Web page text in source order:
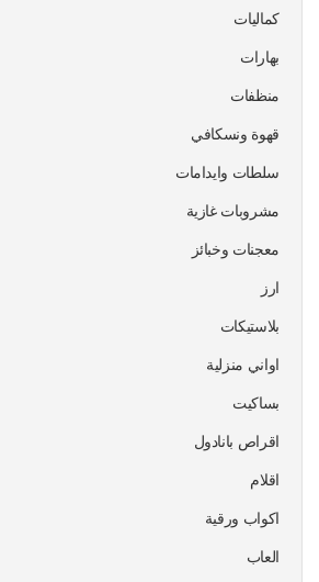
كماليات
بهارات
منظفات
قهوة ونسكافي
سلطات وايدامات
مشروبات غازية
معجنات وخبائز
ارز
بلاستيكات
اواني منزلية
بساكيت
اقراص بانادول
اقلام
اكواب ورقية
العاب